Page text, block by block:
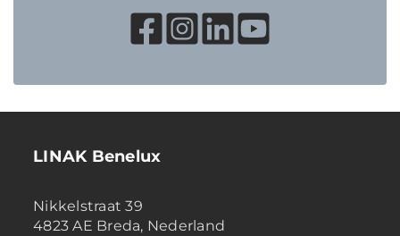
LINAK Benelux
Nikkelstraat 39
4823 AE Breda, Nederland